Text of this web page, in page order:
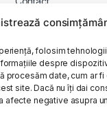
folosim
despre
procesăm date, cum ar
site. Dacă nu îți dai
afecte negative asupra
Despre noi
Service si garantie
Cum cumpar
Returnari